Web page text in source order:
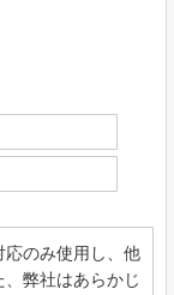
応のみ使用し、他
弊社はあらかじ